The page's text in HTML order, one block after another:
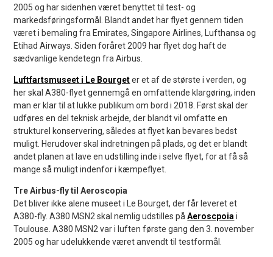
2005 og har sidenhen været benyttet til test- og
markedsføringsformål. Blandt andet har flyet gennem tiden
været i bemaling fra Emirates, Singapore Airlines, Lufthansa og
Etihad Airways. Siden foråret 2009 har flyet dog haft de
sædvanlige kendetegn fra Airbus.
Luftfartsmuseet i Le Bourgeter et af de største i verden, og
her skal A380-flyet gennemgå en omfattende klargøring, inden
man er klar til at lukke publikum om bord i 2018. Først skal der
udføres en del teknisk arbejde, der blandt vil omfatte en
strukturel konservering, således at flyet kan bevares bedst
muligt. Herudover skal indretningen på plads, og det er blandt
andet planen at lave en udstilling inde i selve flyet, for at få så
mange så muligt indenfor i kæmpeflyet.
Tre Airbus-fly til Aeroscopia
Det bliver ikke alene museet i Le Bourget, der får leveret et
A380-fly. A380 MSN2 skal nemlig udstilles påAeroscpoia i
Toulouse. A380 MSN2 var i luften første gang den 3. november
2005 og har udelukkende været anvendt til testformål.